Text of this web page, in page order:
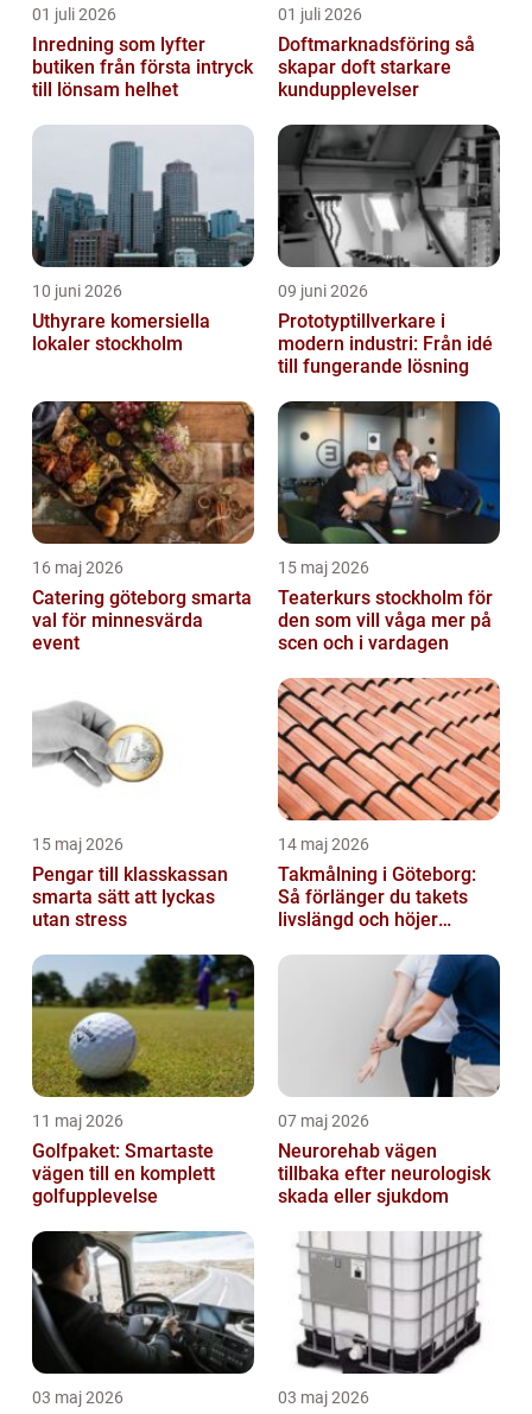
01 juli 2026
Inredning som lyfter
butiken från första intryck
till lönsam helhet
01 juli 2026
Doftmarknadsföring så
skapar doft starkare
kundupplevelser
10 juni 2026
Uthyrare komersiella
lokaler stockholm
09 juni 2026
Prototyptillverkare i
modern industri: Från idé
till fungerande lösning
16 maj 2026
Catering göteborg smarta
val för minnesvärda
event
15 maj 2026
Teaterkurs stockholm för
den som vill våga mer på
scen och i vardagen
15 maj 2026
Pengar till klasskassan
smarta sätt att lyckas
utan stress
14 maj 2026
Takmålning i Göteborg:
Så förlänger du takets
livslängd och höjer
11 maj 2026
Golfpaket: Smartaste
vägen till en komplett
golfupplevelse
07 maj 2026
Neurorehab vägen
tillbaka efter neurologisk
skada eller sjukdom
03 maj 2026 03 maj 2026